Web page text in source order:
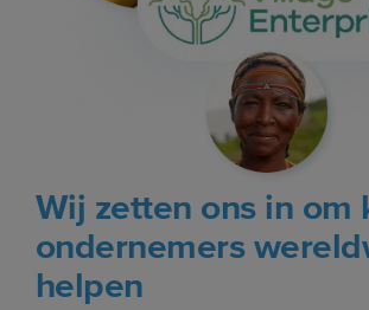
Wij zetten ons in om
ondernemers
helpen